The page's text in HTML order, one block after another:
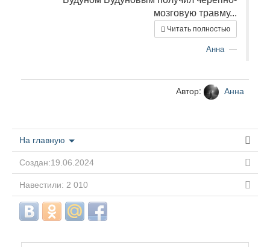
мозговую травму...
Читать полностью
Анна
Автор: Анна
На главную
Создан:19.06.2024
Навестили: 2 010